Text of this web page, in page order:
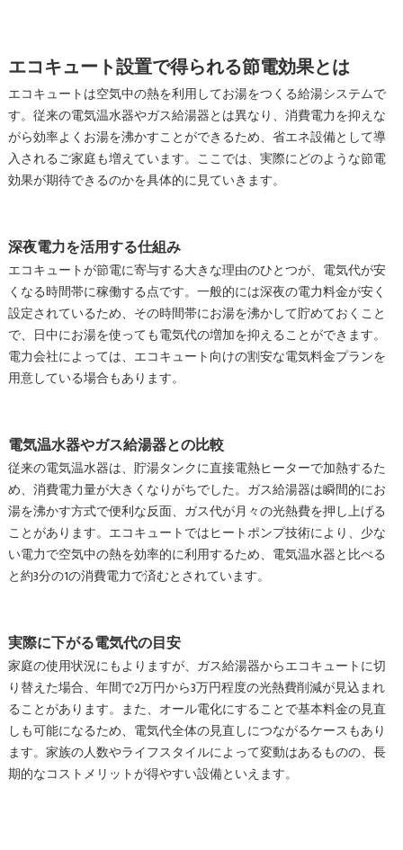
エコキュート設置で得られる節電効果とは
エコキュートは空気中の熱を利用してお湯をつくる給湯システムで
す。従来の電気温水器やガス給湯器とは異なり、消費電力を抑えな
がら効率よくお湯を沸かすことができるため、省エネ設備として導
入されるご家庭も増えています。ここでは、実際にどのような節電
効果が期待できるのかを具体的に見ていきます。
深夜電力を活用する仕組み
エコキュートが節電に寄与する大きな理由のひとつが、電気代が安
くなる時間帯に稼働する点です。一般的には深夜の電力料金が安く
設定されているため、その時間帯にお湯を沸かして貯めておくこと
で、日中にお湯を使っても電気代の増加を抑えることができます。
電力会社によっては、エコキュート向けの割安な電気料金プランを
用意している場合もあります。
電気温水器やガス給湯器との比較
従来の電気温水器は、貯湯タンクに直接電熱ヒーターで加熱するた
め、消費電力量が大きくなりがちでした。ガス給湯器は瞬間的にお
湯を沸かす方式で便利な反面、ガス代が月々の光熱費を押し上げる
ことがあります。エコキュートではヒートポンプ技術により、少な
い電力で空気中の熱を効率的に利用するため、電気温水器と比べる
と約3分の1の消費電力で済むとされています。
実際に下がる電気代の目安
家庭の使用状況にもよりますが、ガス給湯器からエコキュートに切
り替えた場合、年間で2万円から3万円程度の光熱費削減が見込まれ
ることがあります。また、オール電化にすることで基本料金の見直
しも可能になるため、電気代全体の見直しにつながるケースもあり
ます。家族の人数やライフスタイルによって変動はあるものの、長
期的なコストメリットが得やすい設備といえます。